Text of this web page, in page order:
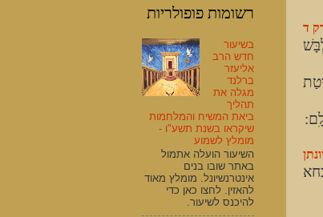
ד
רשומות פופולריות
בשיעור
חדש הרב
אליעזר
ברלנד
מגלה את
תהליך
ביאת המשיח והמלחמות
שיקראו בשנת תשע"ו -
מומלץ לשמוע
השיעור הועלה אתמול
באתר שובו בנים
אינטרנשיונל. מומלץ מאוד
להאזין. לחצו כאן כדי
להיכנס לשיעור.